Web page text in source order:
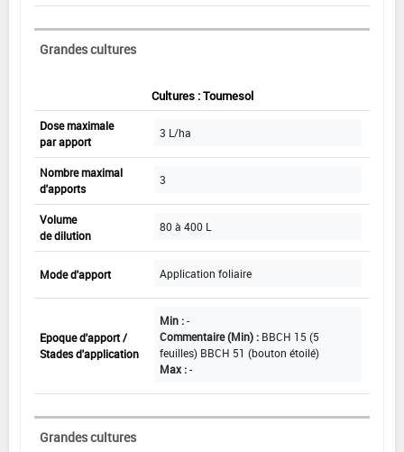
Grandes cultures
Cultures : Tournesol
Dose maximale
par apport
3 L/ha
Nombre maximal
d'apports
3
Volume
de dilution
80 à 400 L
Mode d'apport Application foliaire
Epoque d'apport /
Stades d'application
Min :-
Commentaire (Min) : BBCH 15 (5
feuilles) BBCH 51 (bouton étoilé)
Max :-
Grandes cultures